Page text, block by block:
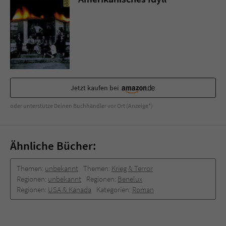
Jetzt kaufen bei
oder unterstütze Deinen Buchhändler vor Ort (Anzeige*)
Ähnliche Bücher:
Themen: unbekannt Themen: Krieg & Terror
Regionen: unbekannt Regionen: Benelux
Regionen: USA & Kanada Kategorien: Roman
Sicherheitscode des Kontaktformulars zu